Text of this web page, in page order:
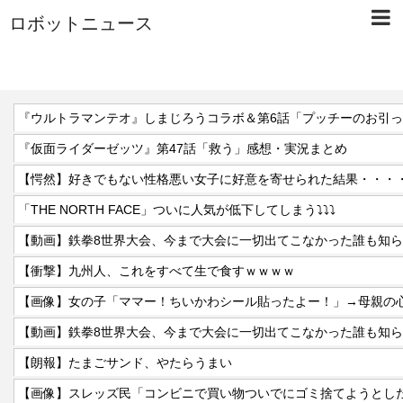
ロボットニュース
『ウルトラマンテオ』しまじろうコラボ＆第6話「プッチーのお引
『仮面ライダーゼッツ』第47話「救う」感想・実況まとめ
【愕然】好きでもない性格悪い女子に好意を寄せられた結果・・・
「THE NORTH FACE」ついに人気が低下してしまう⤵⤵⤵
【衝撃】九州人、これをすべて生で食すｗｗｗｗ
【朗報】たまごサンド、やたらうまい